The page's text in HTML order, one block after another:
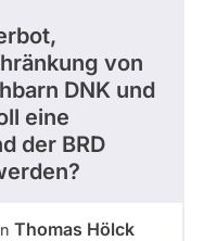
von
DNK und
eine
der BRD
Thomas Hölck